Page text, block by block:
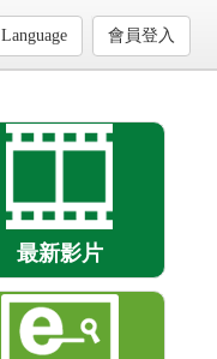
Language 會員登入
最新影片